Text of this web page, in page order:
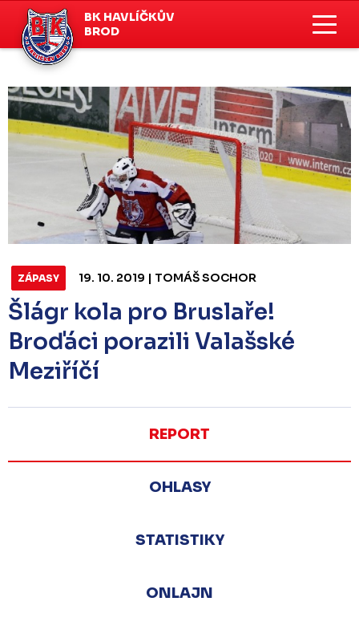
BK HAVLÍČKŮV
BROD
ZÁPASY 19. 10. 2019 | TOMÁŠ SOCHOR
Šlágr kola pro Bruslaře!
Broďáci porazili Valašské
Meziříčí
REPORT
OHLASY
STATISTIKY
ONLAJN